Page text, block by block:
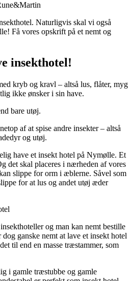
Naturligvis skal vi også
Få vores opskrift på et nemt og
insekthotel!
kryb og kravl – altså lus, flåter, myg
ikke ønsker i sin have.
bare utøj.
af at spise andre insekter – altså
og utøj.
have et insekt hotel på Nymølle. Et
det skal placeres i nærheden af vores
slippe for orm i æblerne. Såvel som
for at lus og andet utøj æder
og man kan nemt bestille
ganske nemt at lave et insekt hotel
til end en masse træstammer, som
i gamle træstubbe og gamle